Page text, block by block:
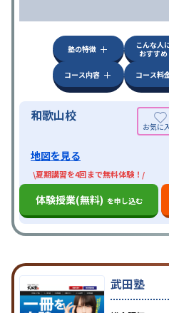
塾の特徴
こんな人
おすすめ
コース内容
コース料
和歌山校
地図を見る
\夏期講習を4回まで無料体験！/
体験授業(無料) を申し込む
武田塾